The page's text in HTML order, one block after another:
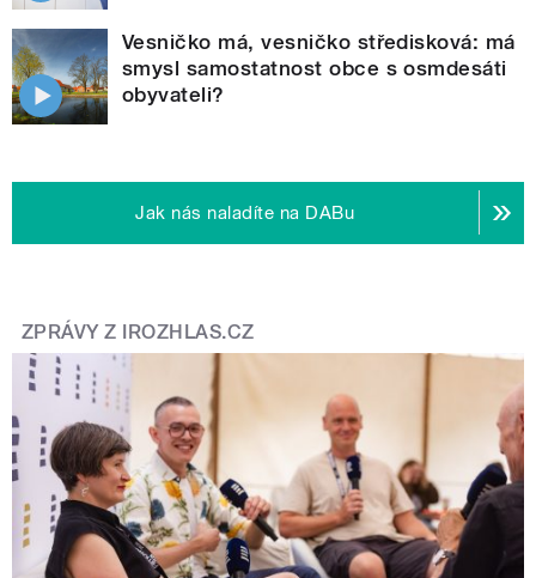
Vesničko má, vesničko středisková: má
smysl samostatnost obce s osmdesáti
obyvateli?
Jak nás naladíte na DABu
ZPRÁVY Z IROZHLAS.CZ